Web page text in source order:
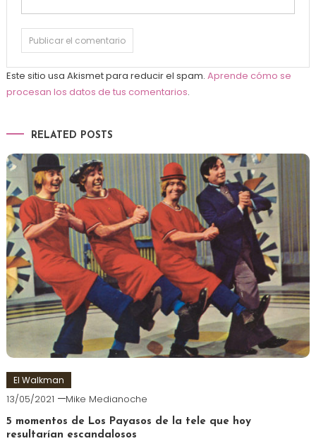
Este sitio usa Akismet para reducir el spam. Aprende cómo se
procesan los datos de tus comentarios.
RELATED POSTS
El Walkman
13/05/2021 Mike Medianoche
5 momentos de Los Payasos de la tele que hoy
resultarían escandalosos